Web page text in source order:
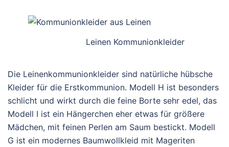
Leinen Kommunionkleider
Die Leinenkommunionkleider sind natürliche hübsche
Kleider für die Erstkommunion. Modell H ist besonders
schlicht und wirkt durch die feine Borte sehr edel, das
Modell I ist ein Hängerchen eher etwas für größere
Mädchen, mit feinen Perlen am Saum bestickt. Modell
G ist ein modernes Baumwollkleid mit Mageriten